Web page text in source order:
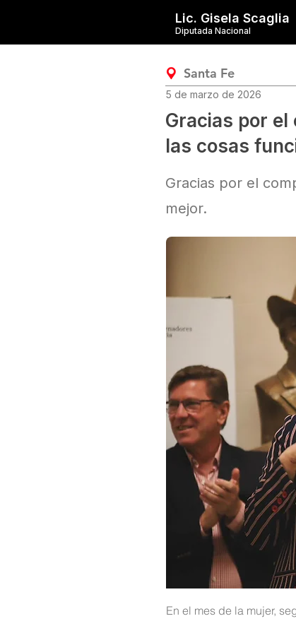
Diputada Nacional
Lic. Gisela Scaglia
Santa Fe
5 de marzo de 2026
Gracias por el
las cosas
Gracias por el
mejor.
En el mes de la mujer,